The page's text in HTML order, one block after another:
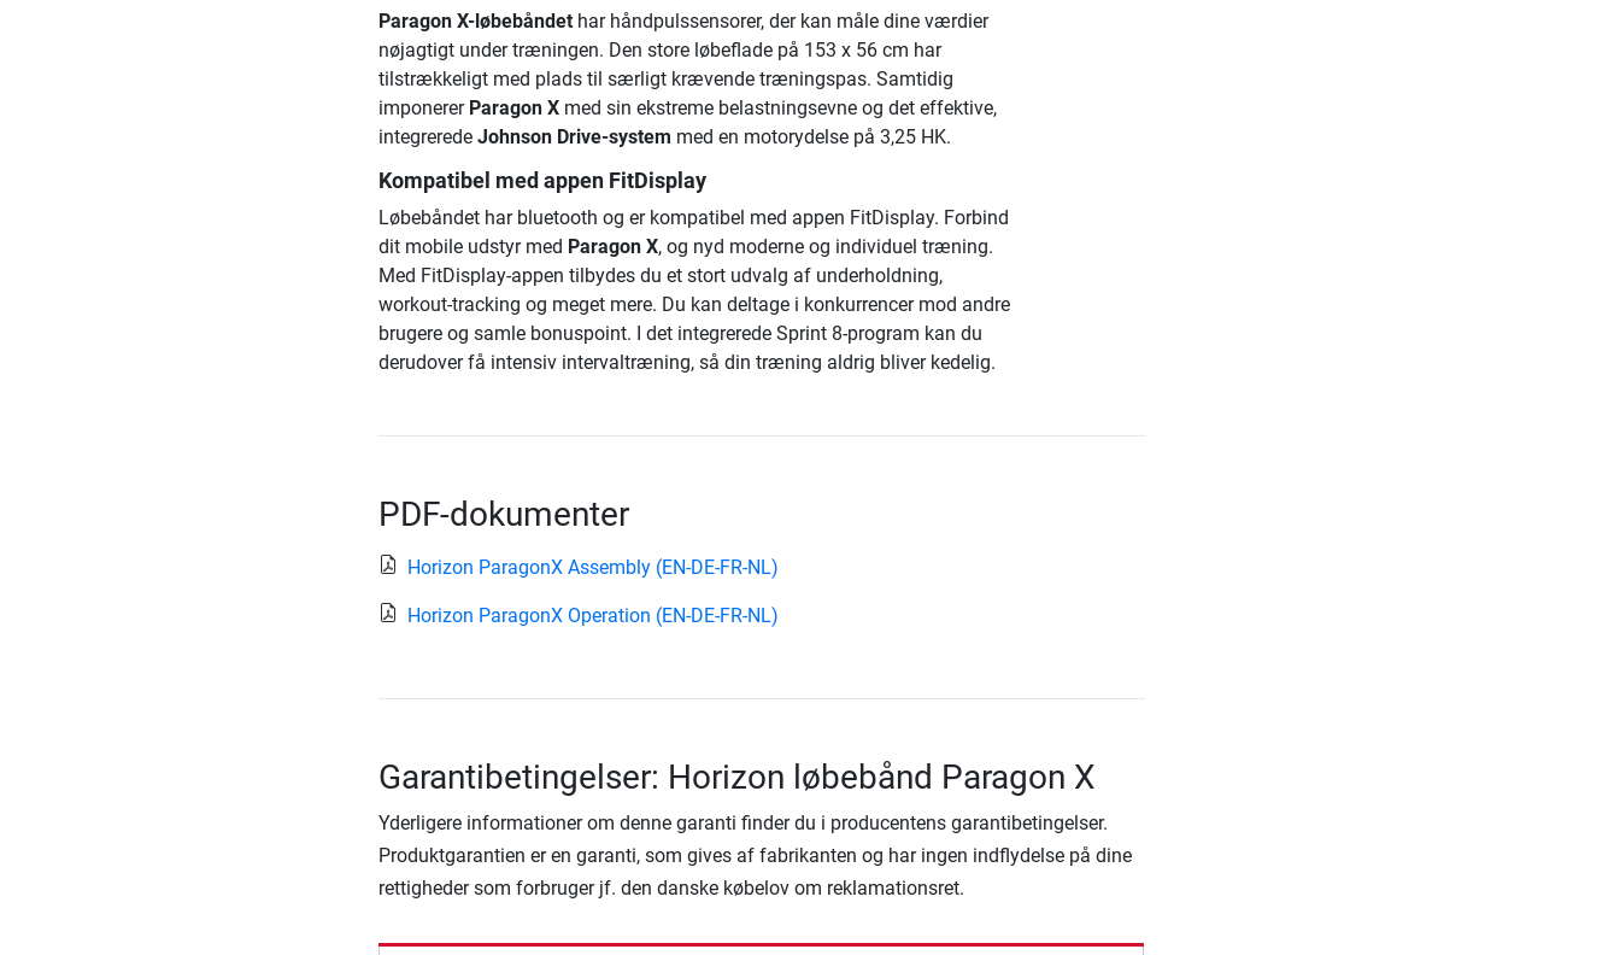
Paragon X-løbebåndethar håndpulssensorer, der kan måle dine værdier
nøjagtigt under træningen. Den store løbeflade på 153 x 56 cm har
tilstrækkeligt med plads til særligt krævende træningspas. Samtidig
imponerer Paragon Xmed sin ekstreme belastningsevne og det effektive,
integrerede Johnson Drive-system med en motorydelse på 3,25 HK.
Kompatibel med appen FitDisplay
Løbebåndet har bluetooth og er kompatibel med appen FitDisplay. Forbind
dit mobile udstyr med Paragon X, og nyd moderne og individuel træning.
Med FitDisplay-appen tilbydes du et stort udvalg af underholdning,
workout-tracking og meget mere. Du kan deltage i konkurrencer mod andre
brugere og samle bonuspoint. I det integrerede Sprint 8-program kan du
derudover få intensiv intervaltræning, så din træning aldrig bliver kedelig.
PDF-dokumenter
Horizon ParagonX Assembly (EN-DE-FR-NL)
Horizon ParagonX Operation (EN-DE-FR-NL)
Garantibetingelser: Horizon løbebånd Paragon X
Yderligere informationer om denne garanti finder du i producentens garantibetingelser.
Produktgarantien er en garanti, som gives af fabrikanten og har ingen indflydelse på dine
rettigheder som forbruger jf. den danske købelov om reklamationsret.